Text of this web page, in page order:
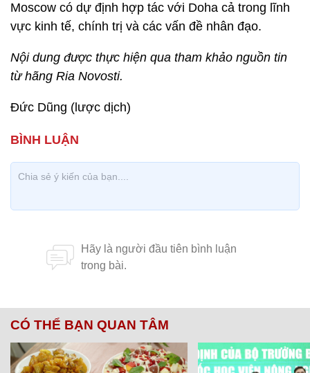
Moscow có dự định hợp tác với Doha cả trong lĩnh
vực kinh tế, chính trị và các vấn đề nhân đạo.
Nội dung được thực hiện qua tham khảo nguồn tin
từ hãng Ria Novosti.
Đức Dũng (lược dịch)
CÓ THỂ BẠN QUAN TÂM